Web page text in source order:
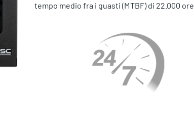
tempo medio fra i guasti (MTBF) di 22.000 ore.